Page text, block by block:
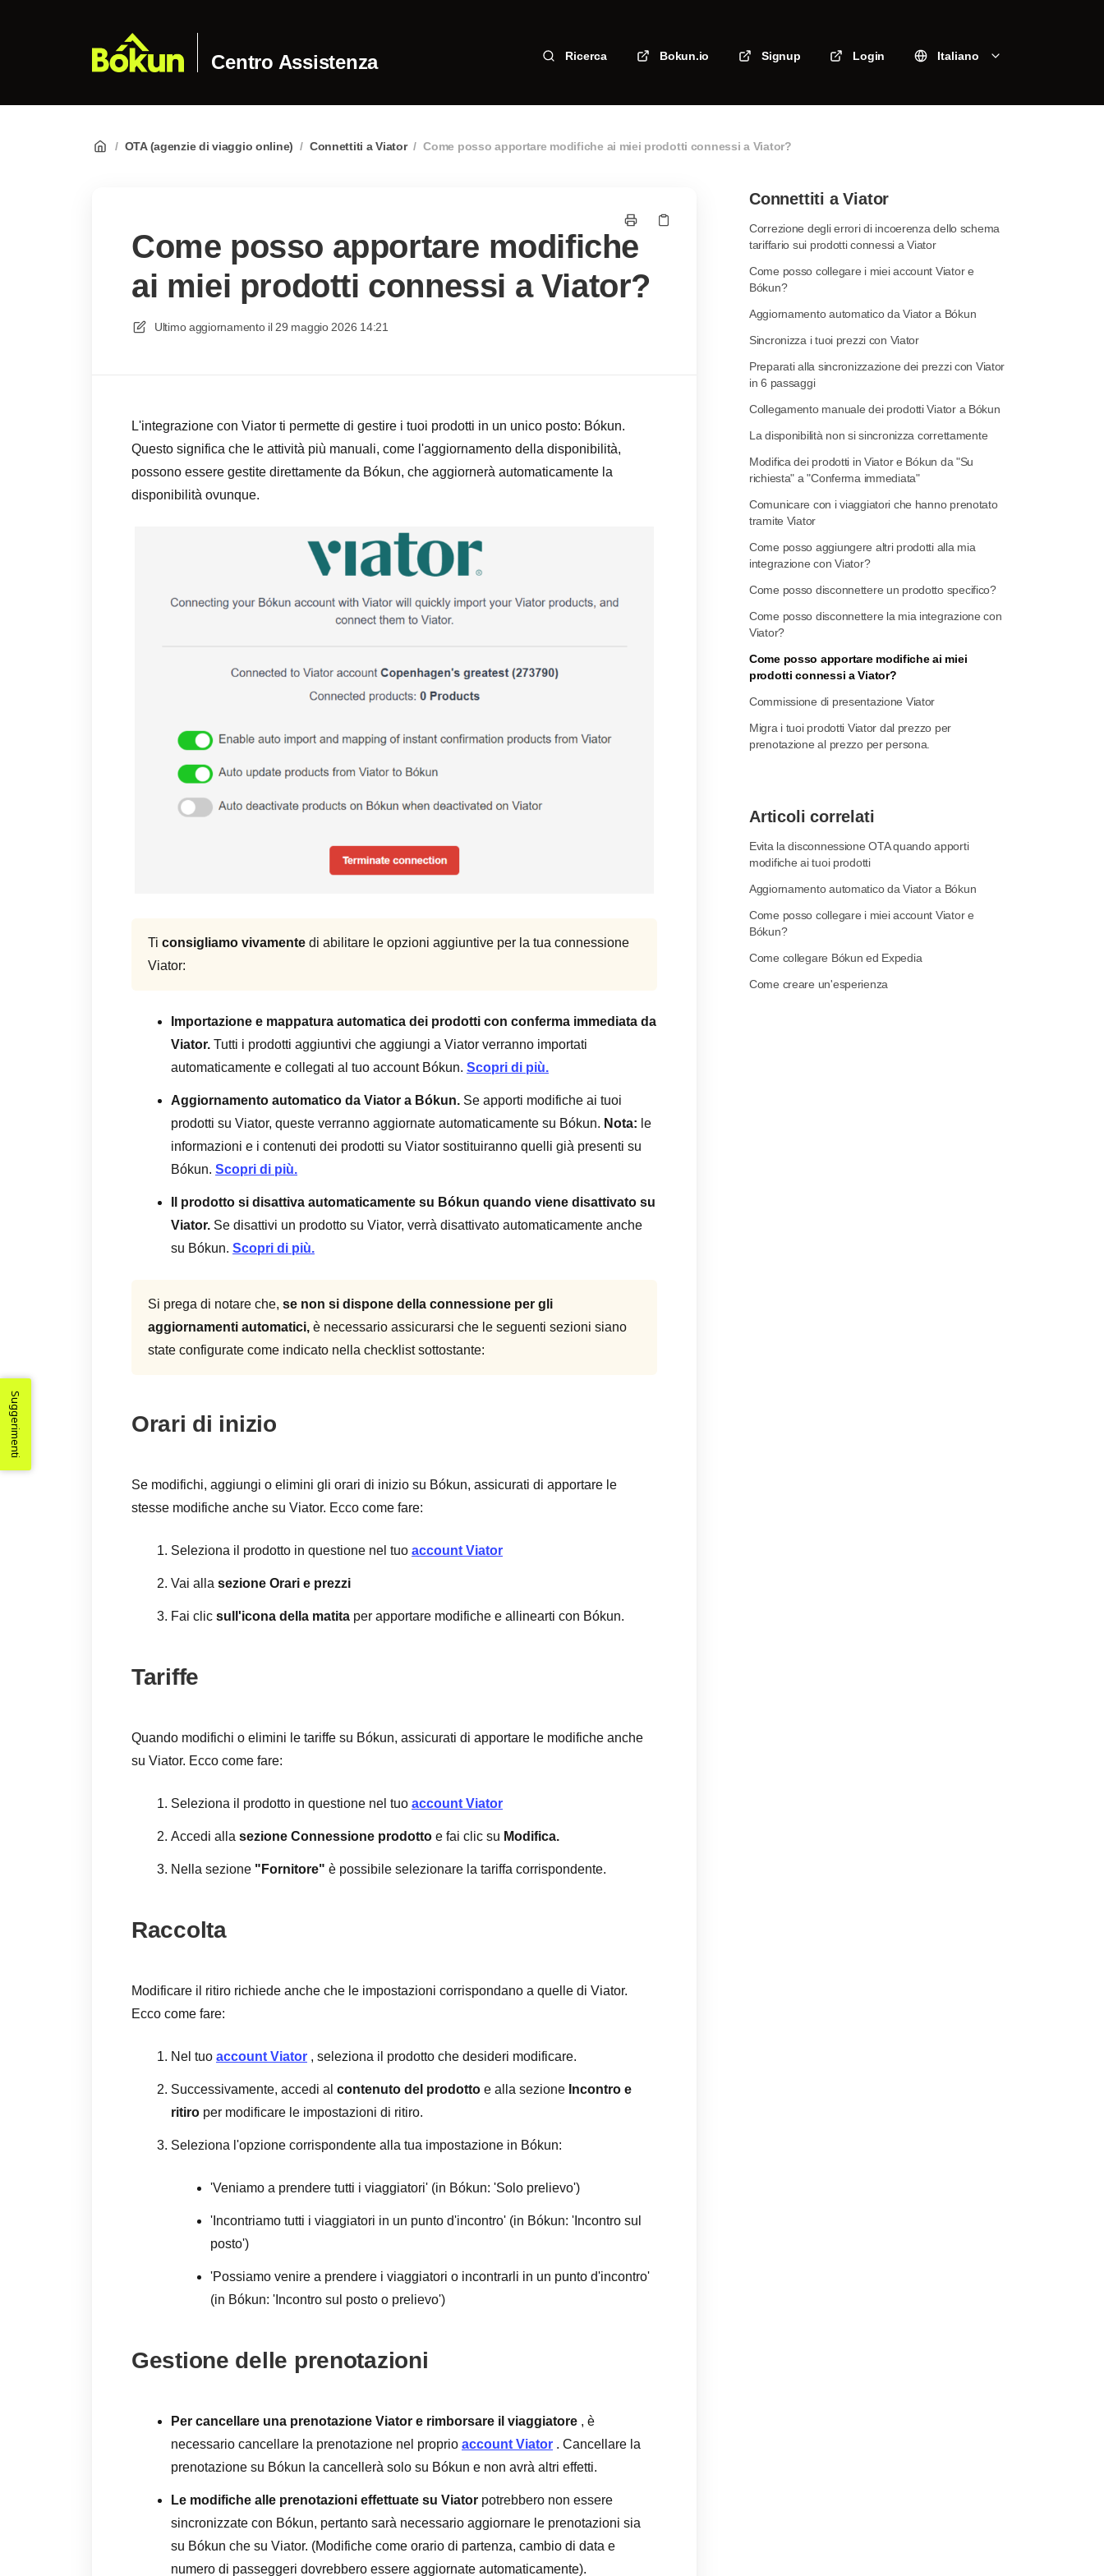
Centro Assistenza Ricerca Bokun.io Signup Login Italiano
/ OTA (agenzie di viaggio online) / Connettiti a Viator / Come posso apportare modifiche ai miei prodotti connessi a Viator?
Come posso apportare modifiche
ai miei prodotti connessi a Viator?
Ultimo aggiornamento il 29 maggio 2026 14:21
L'integrazione con Viator ti permette di gestire i tuoi prodotti in un unico posto: Bókun.
Questo significa che le attività più manuali, come l'aggiornamento della disponibilità,
possono essere gestite direttamente da Bókun, che aggiornerà automaticamente la
disponibilità ovunque.
Ti consigliamo vivamente di abilitare le opzioni aggiuntive per la tua connessione
Viator:
Importazione e mappatura automatica dei prodotti con conferma immediata da
Viator. Tutti i prodotti aggiuntivi che aggiungi a Viator verranno importati
automaticamente e collegati al tuo account Bókun. Scopri di più.
Aggiornamento automatico da Viator a Bókun. Se apporti modifiche ai tuoi
prodotti su Viator, queste verranno aggiornate automaticamente su Bókun. Nota: le
informazioni e i contenuti dei prodotti su Viator sostituiranno quelli già presenti su
Bókun. Scopri di più.
Il prodotto si disattiva automaticamente su Bókun quando viene disattivato su
Viator. Se disattivi un prodotto su Viator, verrà disattivato automaticamente anche
su Bókun. Scopri di più.
Si prega di notare che, se non si dispone della connessione per gli
aggiornamenti automatici, è necessario assicurarsi che le seguenti sezioni siano
state configurate come indicato nella checklist sottostante:
Orari di inizio
Se modifichi, aggiungi o elimini gli orari di inizio su Bókun, assicurati di apportare le
stesse modifiche anche su Viator. Ecco come fare:
Seleziona il prodotto in questione nel tuo account Viator
Vai alla sezione Orari e prezzi
Fai clic sull'icona della matita per apportare modifiche e allinearti con Bókun.
Tariffe
Quando modifichi o elimini le tariffe su Bókun, assicurati di apportare le modifiche anche
su Viator. Ecco come fare:
Seleziona il prodotto in questione nel tuo account Viator
Accedi alla sezione Connessione prodotto e fai clic su Modifica.
Nella sezione "Fornitore" è possibile selezionare la tariffa corrispondente.
Raccolta
Modificare il ritiro richiede anche che le impostazioni corrispondano a quelle di Viator.
Ecco come fare:
Nel tuo account Viator , seleziona il prodotto che desideri modificare.
Successivamente, accedi al contenuto del prodotto e alla sezione Incontro e
ritiro per modificare le impostazioni di ritiro.
Seleziona l'opzione corrispondente alla tua impostazione in Bókun:
'Veniamo a prendere tutti i viaggiatori' (in Bókun: 'Solo prelievo')
'Incontriamo tutti i viaggiatori in un punto d'incontro' (in Bókun: 'Incontro sul
posto')
'Possiamo venire a prendere i viaggiatori o incontrarli in un punto d'incontro'
(in Bókun: 'Incontro sul posto o prelievo')
Gestione delle prenotazioni
Per cancellare una prenotazione Viator e rimborsare il viaggiatore , è
necessario cancellare la prenotazione nel proprio account Viator . Cancellare la
prenotazione su Bókun la cancellerà solo su Bókun e non avrà altri effetti.
Le modifiche alle prenotazioni effettuate su Viator potrebbero non essere
sincronizzate con Bókun, pertanto sarà necessario aggiornare le prenotazioni sia
su Bókun che su Viator. (Modifiche come orario di partenza, cambio di data e
numero di passeggeri dovrebbero essere aggiornate automaticamente).
Connettiti a Viator
Correzione degli errori di incoerenza dello schema
tariffario sui prodotti connessi a Viator
Come posso collegare i miei account Viator e
Bókun?
Aggiornamento automatico da Viator a Bókun
Sincronizza i tuoi prezzi con Viator
Preparati alla sincronizzazione dei prezzi con Viator
in 6 passaggi
Collegamento manuale dei prodotti Viator a Bókun
La disponibilità non si sincronizza correttamente
Modifica dei prodotti in Viator e Bókun da "Su
richiesta" a "Conferma immediata"
Comunicare con i viaggiatori che hanno prenotato
tramite Viator
Come posso aggiungere altri prodotti alla mia
integrazione con Viator?
Come posso disconnettere un prodotto specifico?
Come posso disconnettere la mia integrazione con
Viator?
Come posso apportare modifiche ai miei
prodotti connessi a Viator?
Commissione di presentazione Viator
Migra i tuoi prodotti Viator dal prezzo per
prenotazione al prezzo per persona.
Articoli correlati
Evita la disconnessione OTA quando apporti
modifiche ai tuoi prodotti
Aggiornamento automatico da Viator a Bókun
Come posso collegare i miei account Viator e
Bókun?
Come collegare Bókun ed Expedia
Come creare un'esperienza
Suggerimenti